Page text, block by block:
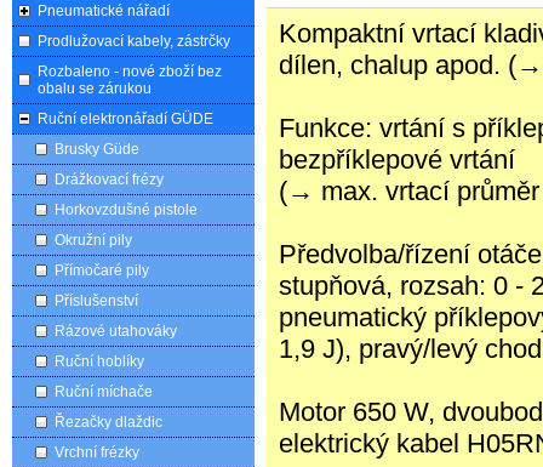
Kompaktní vrtací
dílen, chalup apod.
Funkce: vrtání s
bezpříklepové vrtání
(→ max. vrtací
Předvolba/řízení
stupňová, rozsah: 0 -
pneumatický
1,9 J), pravý/levý
Motor 650 W,
elektrický kabel
Pneumatické nářadí
Prodlužovací kabely, zástrčky
Rozbaleno - nové zboží bez
obalu se zárukou
Ruční elektronářadí GÜDE
Brusky Güde
Drážkovací frézy
Horkovzdušné pistole
Okružní pily
Přímočaré pily
Příslušenství
Rázové utahováky
Ruční hoblíky
Ruční míchače
Řezačky dlaždic
Vrchní frézky